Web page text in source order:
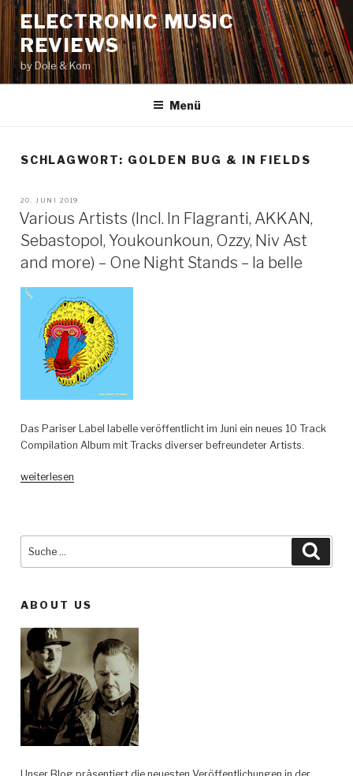
Zum
Inhalt
springen
ELECTRONIC MUSIC
REVIEWS
by Dole & Kom
Menü
SCHLAGWORT: GOLDEN BUG & IN FIELDS
VERÖFFENTLICHT
20. JUNI 2019
Various Artists (Incl. In Flagranti, AKKAN,
Sebastopol, Youkounkoun, Ozzy, Niv Ast
and more) – One Night Stands – la belle
Das Pariser Label labelle veröffentlicht im Juni ein neues 10 Track
Compilation Album mit Tracks diverser befreundeter Artists.
„Various
Ozzy,
Niv
Ast
and
more)
–
One
Night
Stands
weiterlesen
ABOUT US